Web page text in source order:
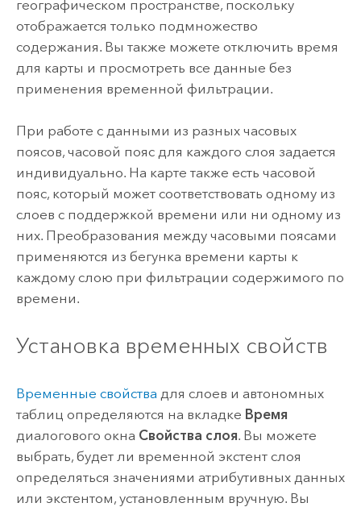
географическом пространстве, поскольку
отображается только подмножество
содержания. Вы также можете отключить время
для карты и просмотреть все данные без
применения временной фильтрации.
При работе с данными из разных часовых
поясов, часовой пояс для каждого слоя задается
индивидуально. На карте также есть часовой
пояс, который может соответствовать одному из
слоев с поддержкой времени или ни одному из
них. Преобразования между часовыми поясами
применяются из бегунка времени карты к
каждому слою при фильтрации содержимого по
времени.
Установка временных свойств
Временные свойства для слоев и автономных
таблиц определяются на вкладке Время
диалогового окна Свойства слоя. Вы можете
выбрать, будет ли временной экстент слоя
определяться значениями атрибутивных данных
или экстентом, установленным вручную. Вы